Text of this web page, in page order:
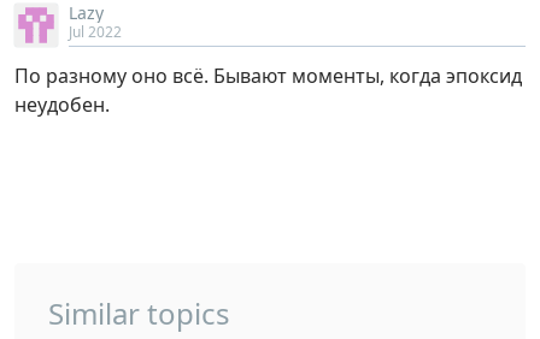
Lazy
Jul 2022
По разному оно всё. Бывают моменты, когда эпоксид
неудобен.
Similar topics